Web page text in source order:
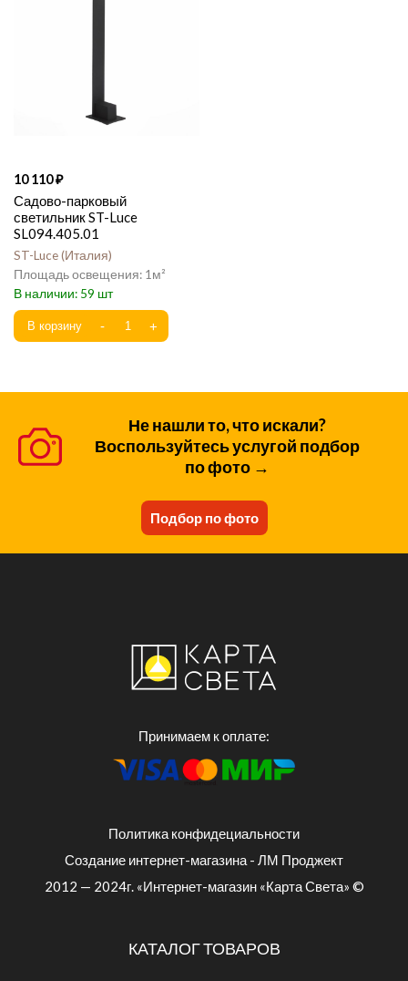
10 110
Садово-парковый
светильник ST-Luce
SL094.405.01
ST-Luce Италия
1
59
Не нашли то, что искали?
Воспользуйтесь услугой подбор
по фото →
Подбор по фото
Принимаем к оплате:
Политика конфидециальности
Создание интернет-магазина - ЛМ Проджект
2012 — 2024г. «Интернет-магазин «Карта Света» ©
КАТАЛОГ ТОВАРОВ